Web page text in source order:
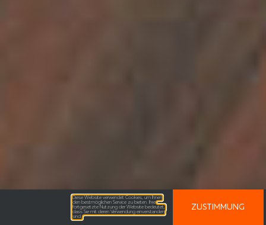
Diese Website verwendet Cookies, um Ihnen
den bestmöglichen Service zu bieten. Ihre
fortgesetzte Nutzung der Website bedeutet,
dass Sie mit deren Verwendung einverstanden
sind.
ZUSTIMMUNG